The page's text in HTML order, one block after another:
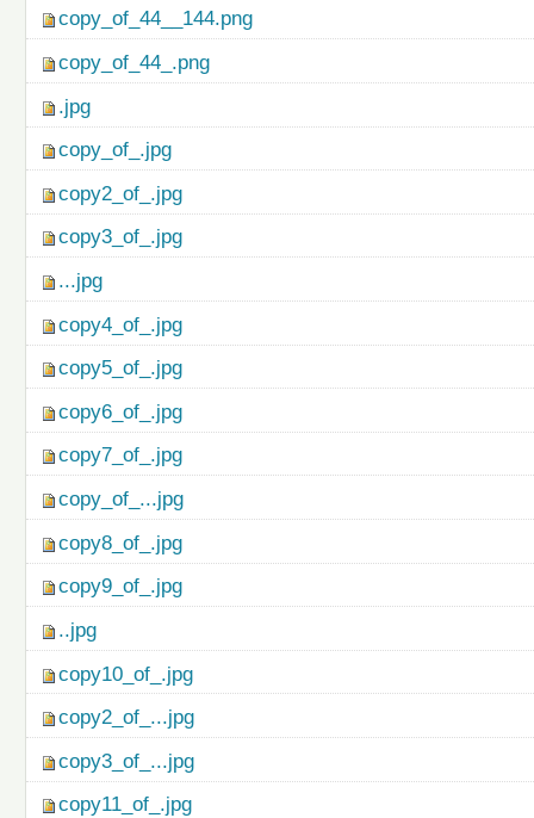
copy_of_44__144.png
copy_of_44_.png
.jpg
copy_of_.jpg
copy2_of_.jpg
copy3_of_.jpg
...jpg
copy4_of_.jpg
copy5_of_.jpg
copy6_of_.jpg
copy7_of_.jpg
copy_of_...jpg
copy8_of_.jpg
copy9_of_.jpg
..jpg
copy10_of_.jpg
copy2_of_...jpg
copy3_of_...jpg
copy11_of_.jpg